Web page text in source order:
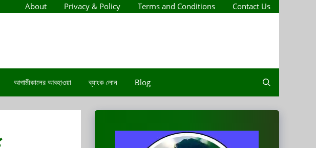
About Privacy & Policy Terms and Conditions Contact Us
আগামীকালের আবহাওয়া ব্যাংক লোন Blog